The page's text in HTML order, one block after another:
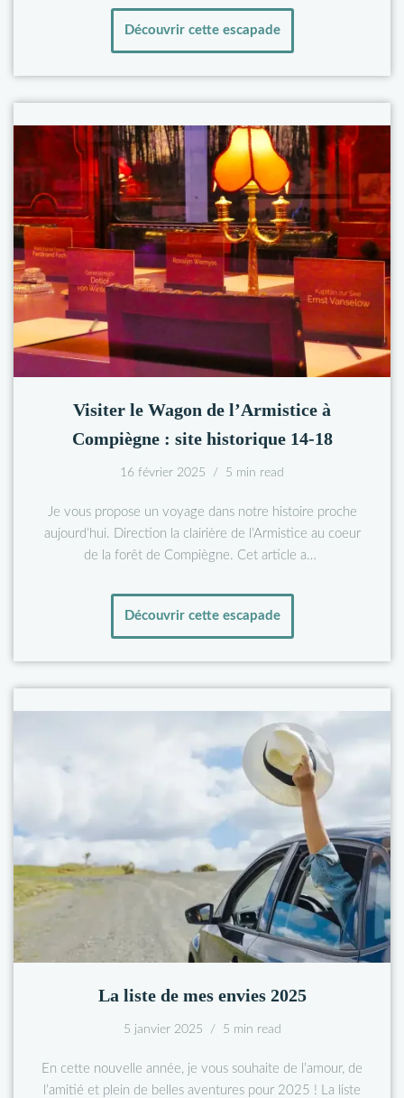
Découvrir cette escapade
Visiter le Wagon de l’Armistice à
Compiègne : site historique 14-18
16 février 2025 5 min read
Je vous propose un voyage dans notre histoire proche
aujourd’hui. Direction la clairière de l’Armistice au coeur
de la forêt de Compiègne. Cet article a…
Découvrir cette escapade
La liste de mes envies 2025
5 janvier 2025 5 min read
En cette nouvelle année, je vous souhaite de l’amour, de
l’amitié et plein de belles aventures pour 2025 ! La liste